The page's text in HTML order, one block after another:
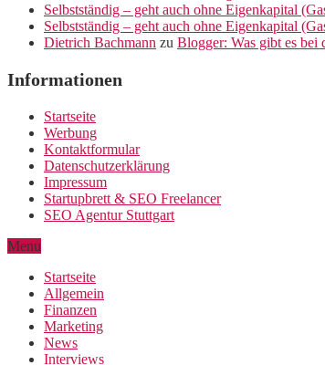
Selbstständig – geht auch ohne Eigenkapital
Selbstständig – geht auch ohne Eigenkapital
Dietrich Bachmann zu Blogger: Was gibt es bei
Informationen
Startseite
Werbung
Kontaktformular
Datenschutzerklärung
Impressum
Startupbrett & SEO Freelancer
SEO Agentur Stuttgart
Menu
Startseite
Allgemein
Finanzen
Marketing
News
Interviews